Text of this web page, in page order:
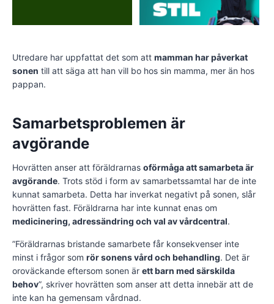
Utredare har uppfattat det som att mamman har påverkat
sonen till att säga att han vill bo hos sin mamma, mer än hos
pappan.
Samarbetsproblemen är
avgörande
Hovrätten anser att föräldrarnas oförmåga att samarbeta är
avgörande. Trots stöd i form av samarbetssamtal har de inte
kunnat samarbeta. Detta har inverkat negativt på sonen, slår
hovrätten fast. Föräldrarna har inte kunnat enas om
medicinering, adressändring och val av vårdcentral.
”Föräldrarnas bristande samarbete får konsekvenser inte
minst i frågor som rör sonens vård och behandling. Det är
oroväckande eftersom sonen är ett barn med särskilda
behov”, skriver hovrätten som anser att detta innebär att de
inte kan ha gemensam vårdnad.